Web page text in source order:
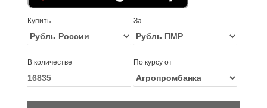
Купить За
В количестве По курсу от